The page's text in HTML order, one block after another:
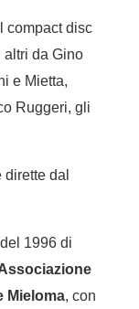
compact disc
altri da Gino
e Mietta,
Ruggeri, gli
dal
1996 di
Mieloma, con